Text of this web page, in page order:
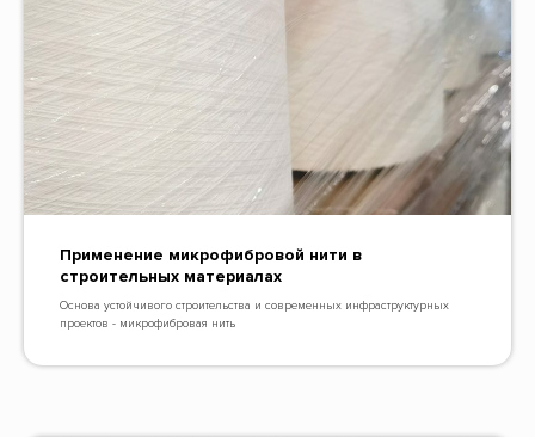
Применение микрофибровой нити в
строительных материалах
Основа устойчивого строительства и современных инфраструктурных
проектов - микрофибровая нить